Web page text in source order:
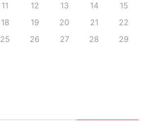
11 12 13 14
15
18 19 20 21
22
25 26 27 28
29